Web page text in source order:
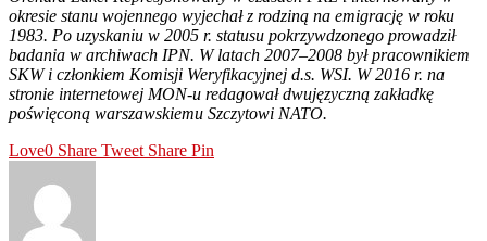
okresie stanu wojennego wyjechał z rodziną na emigrację w roku
1983. Po uzyskaniu w 2005 r. statusu pokrzywdzonego prowadził
badania w archiwach IPN. W latach 2007–2008 był pracownikiem
SKW i członkiem Komisji Weryfikacyjnej d.s. WSI. W 2016 r. na
stronie internetowej MON-u redagował dwujęzyczną zakładkę
poświęconą warszawskiemu Szczytowi NATO.
Love0 Share Tweet Share Pin